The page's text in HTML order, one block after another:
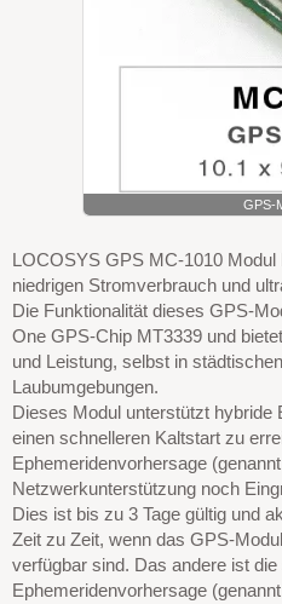
GPS-
LOCOSYS GPS MC-1010 Modul
niedrigen Stromverbrauch und
Die Funktionalität dieses GPS-
One GPS-Chip MT3339 und
und Leistung, selbst in
Laubumgebungen.
Dieses Modul unterstützt hybride
einen schnelleren Kaltstart zu
Ephemeridenvorhersage
Netzwerkunterstützung noch
Dies ist bis zu 3 Tage gültig und
Zeit zu Zeit, wenn das GPS-
verfügbar sind. Das andere ist
Ephemeridenvorhersage